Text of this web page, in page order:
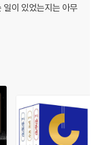
일이 있었는지는 아무